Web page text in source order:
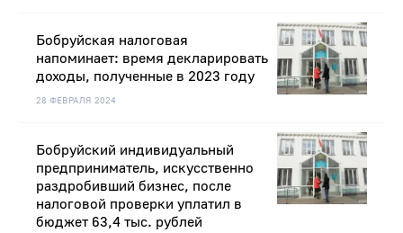
28 ФЕВРАЛЯ 2024
Бобруйская налоговая
напоминает: время декларировать
доходы, полученные в 2023 году
Бобруйский индивидуальный
предприниматель, искусственно
раздробивший бизнес, после
налоговой проверки уплатил в
бюджет 63,4 тыс. рублей